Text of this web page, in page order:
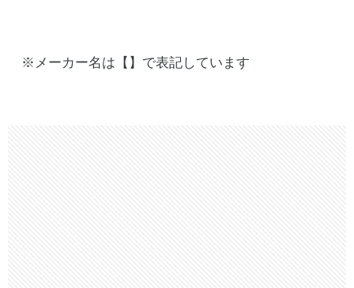
※メーカー名は【】で表記しています